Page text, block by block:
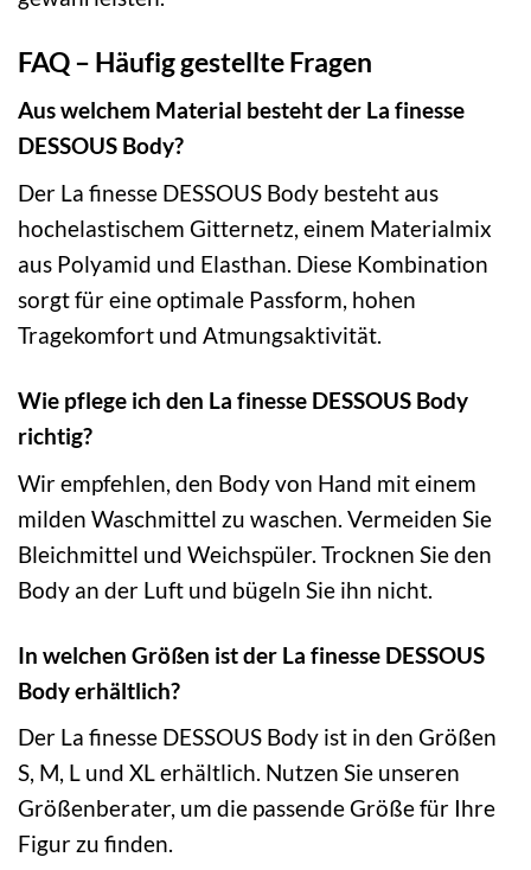
FAQ – Häufig gestellte Fragen
Aus welchem Material besteht der La finesse
DESSOUS Body?
Der La finesse DESSOUS Body besteht aus
hochelastischem Gitternetz, einem Materialmix
aus Polyamid und Elasthan. Diese Kombination
sorgt für eine optimale Passform, hohen
Tragekomfort und Atmungsaktivität.
Wie pflege ich den La finesse DESSOUS Body
richtig?
Wir empfehlen, den Body von Hand mit einem
milden Waschmittel zu waschen. Vermeiden Sie
Bleichmittel und Weichspüler. Trocknen Sie den
Body an der Luft und bügeln Sie ihn nicht.
In welchen Größen ist der La finesse DESSOUS
Body erhältlich?
Der La finesse DESSOUS Body ist in den Größen
S, M, L und XL erhältlich. Nutzen Sie unseren
Größenberater, um die passende Größe für Ihre
Figur zu finden.